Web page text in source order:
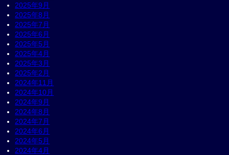
2025年9月
2025年8月
2025年7月
2025年6月
2025年5月
2025年4月
2025年3月
2025年2月
2024年11月
2024年10月
2024年9月
2024年8月
2024年7月
2024年6月
2024年5月
2024年4月